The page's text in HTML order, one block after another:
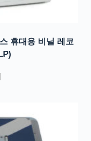
휴대용 비닐 레코